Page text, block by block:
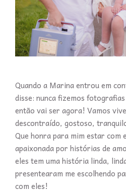
Quando a Marina entrou em
disse: nunca fizemos
então vai ser agora! Vamos
descontraído, gostoso,
Que honra para mim estar com
apaixonada por histórias de
eles tem uma história linda,
presentearam me escolhendo
com eles!